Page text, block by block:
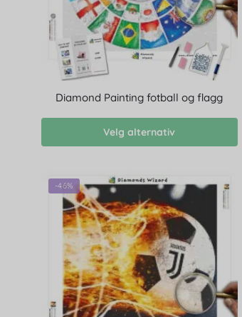
Diamond Painting fotball og flagg
Velg alternativ
-46%